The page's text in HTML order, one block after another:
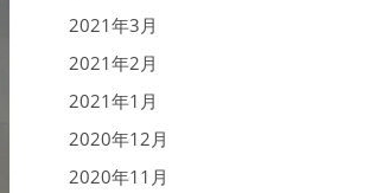
2021年3月
2021年2月
2021年1月
2020年12月
2020年11月